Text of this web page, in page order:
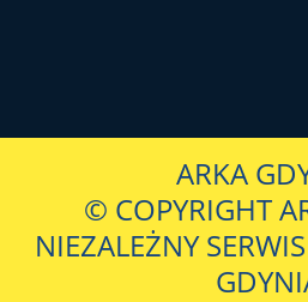
ARKA
© COPYRIGHT
NIEZALEŻNY